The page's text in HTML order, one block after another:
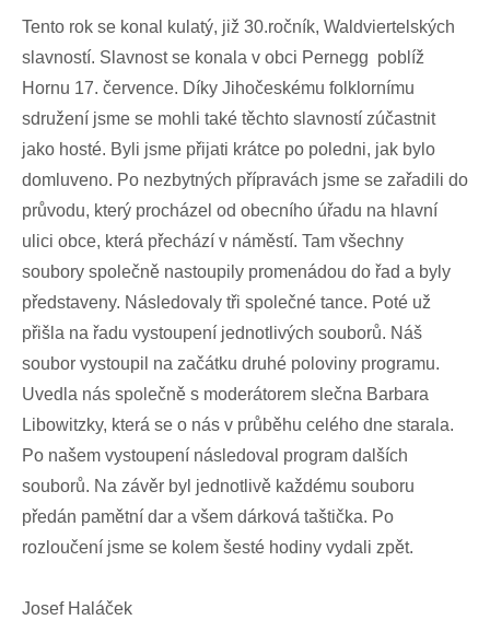
Tento rok se konal kulatý, již 30.ročník, Waldviertelských
slavností. Slavnost se konala v obci Pernegg poblíž
Hornu 17. července. Díky Jihočeskému folklornímu
sdružení jsme se mohli také těchto slavností zúčastnit
jako hosté. Byli jsme přijati krátce po poledni, jak bylo
domluveno. Po nezbytných přípravách jsme se zařadili do
průvodu, který procházel od obecního úřadu na hlavní
ulici obce, která přechází v náměstí. Tam všechny
soubory společně nastoupily promenádou do řad a byly
představeny. Následovaly tři společné tance. Poté už
přišla na řadu vystoupení jednotlivých souborů. Náš
soubor vystoupil na začátku druhé poloviny programu.
Uvedla nás společně s moderátorem slečna Barbara
Libowitzky, která se o nás v průběhu celého dne starala.
Po našem vystoupení následoval program dalších
souborů. Na závěr byl jednotlivě každému souboru
předán pamětní dar a všem dárková taštička. Po
rozloučení jsme se kolem šesté hodiny vydali zpět.
Josef Haláček